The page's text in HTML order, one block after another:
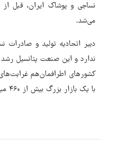
می‌شد.
دبیر اتحادیه تولید و
ندارد و این صنعت پتانسیل
کشورهای اطرافمان‌هم
با یک بازار بزرگ بیش از ۴۶۰ میلیون نفری در خاورمیانه مواجهیم.